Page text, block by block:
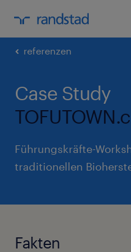
referenzen
Case Study
Führungskräfte-
traditionellen
Fakten